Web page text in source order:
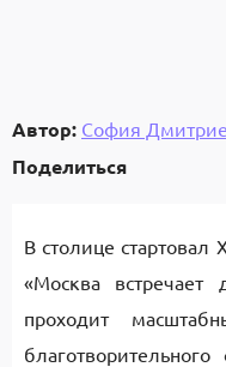
Автор: София
Поделиться
В столице
«Москва
проходит